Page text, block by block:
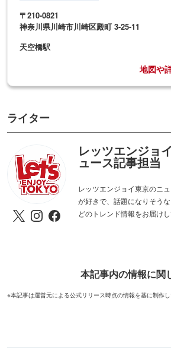
〒210-0821
神奈川県川崎市川崎区殿町 3-25-11
天空橋駅
地図や
ライター
レッツエンジョ
ュース記事担当
レッツエンジョイ東京のニ
が好きで、話題になりそう
どのトレンド情報をお届けし
本記事内の情報に関
※本記事は運営元による公式リリース時点の情報を基に制作し